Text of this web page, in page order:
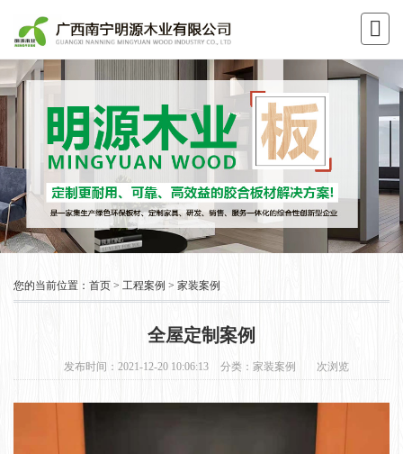
您的当前位置： 首页 > 工程案例 > 家装案例
全屋定制案例
发布时间：2021-12-20 10:06:13 分类： 家装案例 次浏览